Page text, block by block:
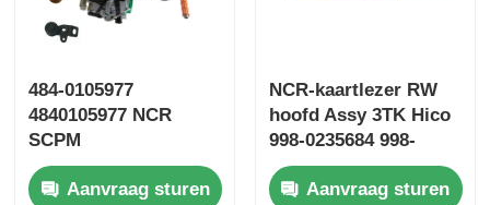
484-0105977
4840105977 NCR
SCPM
Bosvoerassemblage
ATM-onderdelen
Aanvraag sturen
NCR-kaartlezer RW
hoofd Assy 3TK Hico
998-0235684 998-
0913546 SBW237705
Aanvraag sturen